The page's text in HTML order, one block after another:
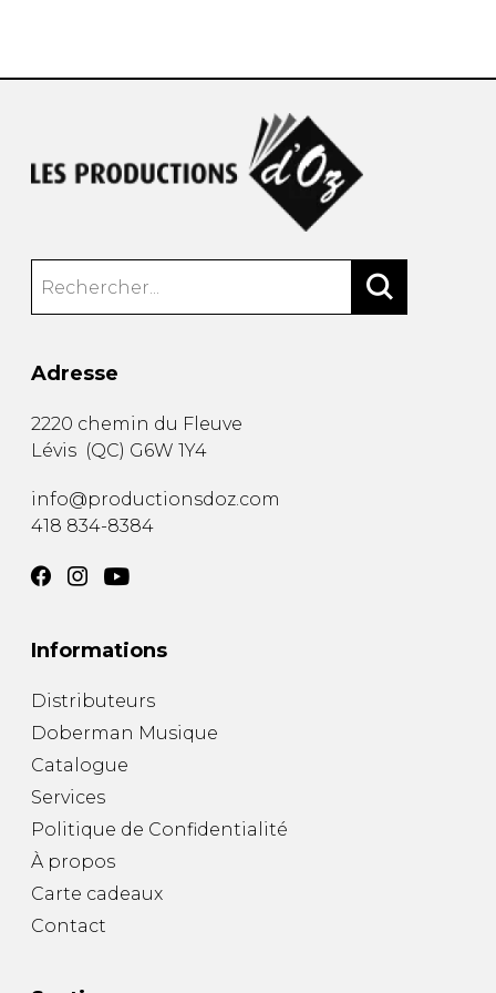
Adresse
2220 chemin du Fleuve
Lévis (QC) G6W 1Y4
info@productionsdoz.com
418 834-8384
Informations
Distributeurs
Doberman Musique
Catalogue
Services
Politique de Confidentialité
À propos
Carte cadeaux
Contact